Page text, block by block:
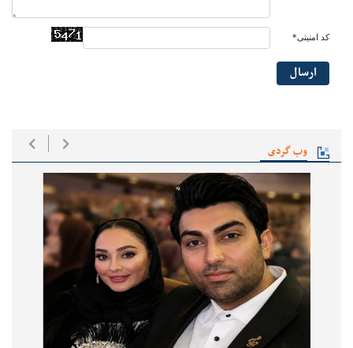
وب گردی
کد امنیتی*
ارسال